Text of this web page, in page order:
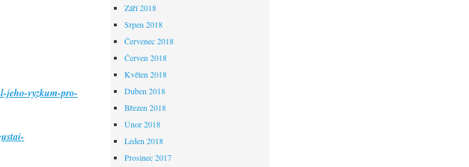
jeho-vyzkum-pro-
Září 2018
Srpen 2018
Červenec 2018
Červen 2018
Květen 2018
Duben 2018
Březen 2018
Únor 2018
Leden 2018
Prosinec 2017